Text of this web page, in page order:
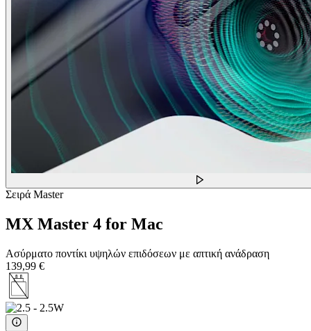
Σειρά Master
MX Master 4 for Mac
Ασύρματο ποντίκι υψηλών επιδόσεων με απτική ανάδραση
139,99 €